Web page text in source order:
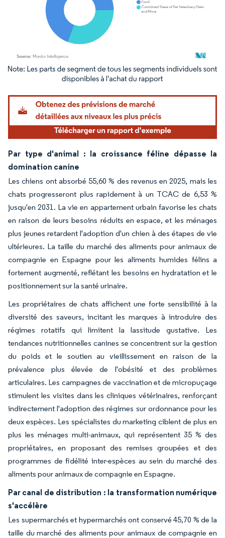
Image © Mordor Intelligence. La réutilisation nécessite une attribution sous CC BY
Par type d'animal : la croissance féline dépasse la
domination canine
Les chiens ont absorbé 55,60 % des revenus en 2025, mais les
chats progresseront plus rapidement à un TCAC de 6,53 %
jusqu'en 2031. La vie en appartement urbain favorise les chats
en raison de leurs besoins réduits en espace, et les ménages
plus jeunes retardent l'adoption d'un chien à des étapes de vie
ultérieures. La taille du marché des aliments pour animaux de
compagnie en Espagne pour les aliments humides félins a
fortement augmenté, reflétant les besoins en hydratation et le
positionnement sur la santé urinaire.
Les propriétaires de chats affichent une forte sensibilité à la
diversité des saveurs, incitant les marques à introduire des
régimes rotatifs qui limitent la lassitude gustative. Les
tendances nutritionnelles canines se concentrent sur la gestion
du poids et le soutien au vieillissement en raison de la
prévalence plus élevée de l'obésité et des problèmes
articulaires. Les campagnes de vaccination et de micropuçage
stimulent les visites dans les cliniques vétérinaires, renforçant
indirectement l'adoption des régimes sur ordonnance pour les
deux espèces. Les spécialistes du marketing ciblent de plus en
plus les ménages multi-animaux, qui représentent 35 % des
propriétaires, en proposant des remises groupées et des
programmes de fidélité inter-espèces au sein du marché des
aliments pour animaux de compagnie en Espagne.
Par canal de distribution : la transformation numérique
s'accélère
Les supermarchés et hypermarchés ont conservé 45,70 % de la
taille du marché des aliments pour animaux de compagnie en